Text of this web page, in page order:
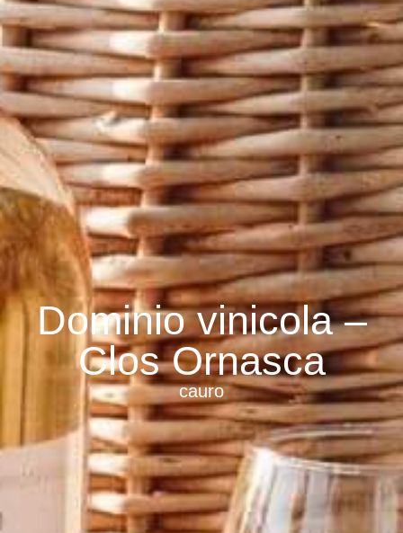
Dominio vinicola –
Clos Ornasca
cauro